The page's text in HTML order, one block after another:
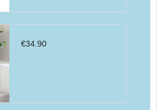
€34.90